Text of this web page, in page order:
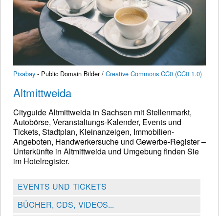
Pixabay - Public Domain Bilder / Creative Commons CC0 (CC0 1.0)
Altmittweida
Cityguide Altmittweida in Sachsen mit Stellenmarkt,
Autobörse, Veranstaltungs-Kalender, Events und
Tickets, Stadtplan, Kleinanzeigen, Immobilien-
Angeboten, Handwerkersuche und Gewerbe-Register –
Unterkünfte in Altmittweida und Umgebung finden Sie
im Hotelregister.
EVENTS UND TICKETS
BÜCHER, CDS, VIDEOS...